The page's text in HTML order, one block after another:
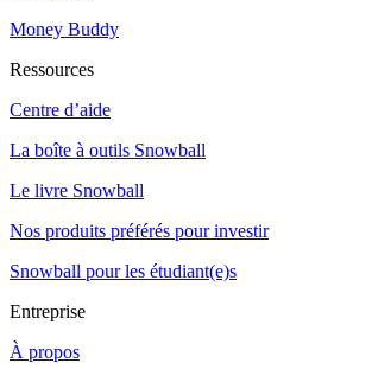
Money Buddy
Ressources
Centre d’aide
La boîte à outils Snowball
Le livre Snowball
Nos produits préférés pour investir
Snowball pour les étudiant(e)s
Entreprise
À propos